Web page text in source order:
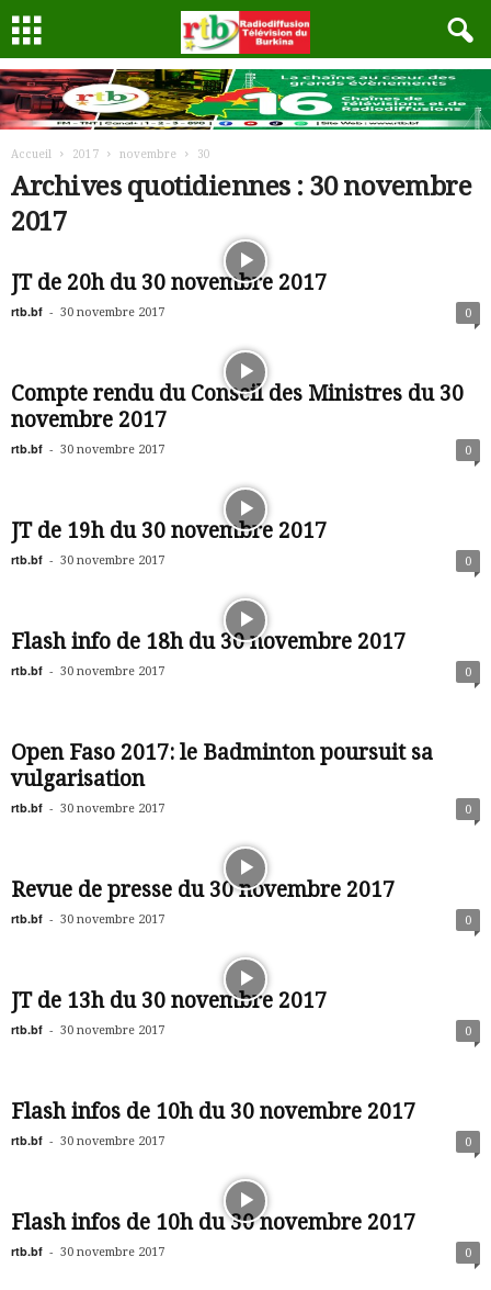
Accueil 2017 novembre 30
Archives quotidiennes : 30 novembre
2017
JT de 20h du 30 novembre 2017
rtb.bf - 30 novembre 2017 0
Compte rendu du Conseil des Ministres du 30
novembre 2017
rtb.bf - 30 novembre 2017 0
JT de 19h du 30 novembre 2017
rtb.bf - 30 novembre 2017 0
Flash info de 18h du 30 novembre 2017
rtb.bf - 30 novembre 2017 0
Open Faso 2017: le Badminton poursuit sa
vulgarisation
rtb.bf - 30 novembre 2017 0
Revue de presse du 30 novembre 2017
rtb.bf - 30 novembre 2017 0
JT de 13h du 30 novembre 2017
rtb.bf - 30 novembre 2017 0
Flash infos de 10h du 30 novembre 2017
rtb.bf - 30 novembre 2017 0
Flash infos de 10h du 30 novembre 2017
rtb.bf - 30 novembre 2017 0